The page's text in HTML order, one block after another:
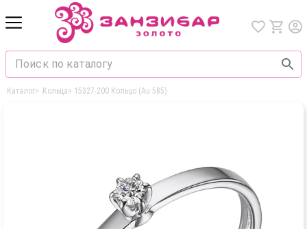
Каталог> Кольца> 15327-200 Кольцо (Au 585)